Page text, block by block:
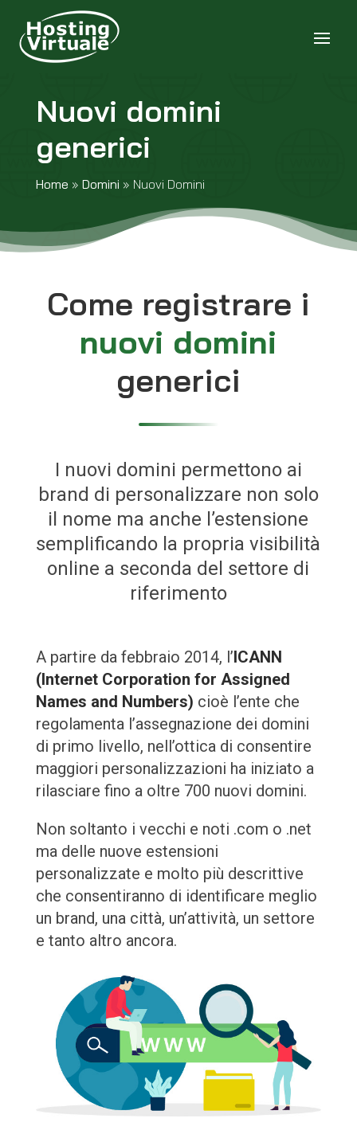
Nuovi domini
generici
Home » Domini » Nuovi Domini
Come registrare i
nuovi domini
generici
I nuovi domini permettono ai
brand di personalizzare non solo
il nome ma anche l’estensione
semplificando la propria visibilità
online a seconda del settore di
riferimento
A partire da febbraio 2014, l’ICANN
(Internet Corporation for Assigned
Names and Numbers) cioè l’ente che
regolamenta l’assegnazione dei domini
di primo livello, nell’ottica di consentire
maggiori personalizzazioni ha iniziato a
rilasciare fino a oltre 700 nuovi domini.
Non soltanto i vecchi e noti .com o .net
ma delle nuove estensioni
personalizzate e molto più descrittive
che consentiranno di identificare meglio
un brand, una città, un’attività, un settore
e tanto altro ancora.